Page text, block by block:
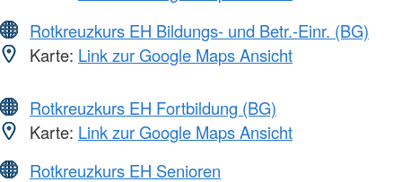
Rotkreuzkurs EH Bildungs- und Betr.-Einr. (BG)
Karte: Link zur Google Maps Ansicht
Rotkreuzkurs EH Fortbildung (BG)
Karte: Link zur Google Maps Ansicht
Rotkreuzkurs EH Senioren